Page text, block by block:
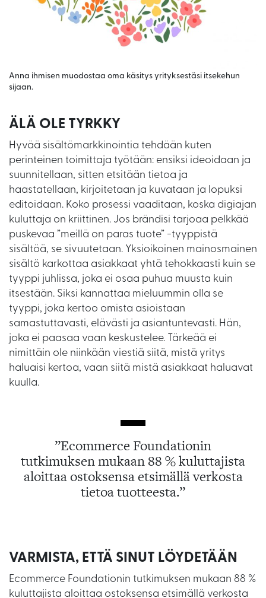
Anna ihmisen muodostaa oma käsitys yrityksestäsi itsekehun
sijaan.
ÄLÄ OLE TYRKKY
Hyvää sisältömarkkinointia tehdään kuten
perinteinen toimittaja työtään: ensiksi ideoidaan ja
suunnitellaan, sitten etsitään tietoa ja
haastatellaan, kirjoitetaan ja kuvataan ja lopuksi
editoidaan. Koko prosessi vaaditaan, koska digiajan
kuluttaja on kriittinen. Jos brändisi tarjoaa pelkkää
puskevaa ”meillä on paras tuote” -tyyppistä
sisältöä, se sivuutetaan. Yksioikoinen mainosmainen
sisältö karkottaa asiakkaat yhtä tehokkaasti kuin se
tyyppi juhlissa, joka ei osaa puhua muusta kuin
itsestään. Siksi kannattaa mieluummin olla se
tyyppi, joka kertoo omista asioistaan
samastuttavasti, elävästi ja asiantuntevasti. Hän,
joka ei paasaa vaan keskustelee. Tärkeää ei
nimittäin ole niinkään viestiä siitä, mistä yritys
haluaisi kertoa, vaan siitä mistä asiakkaat haluavat
kuulla.
”Ecommerce Foundationin
tutkimuksen mukaan 88 % kuluttajista
aloittaa ostoksensa etsimällä verkosta
tietoa tuotteesta.”
VARMISTA, ETTÄ SINUT LÖYDETÄÄN
Ecommerce Foundationin tutkimuksen mukaan 88 %
kuluttajista aloittaa ostoksensa etsimällä verkosta